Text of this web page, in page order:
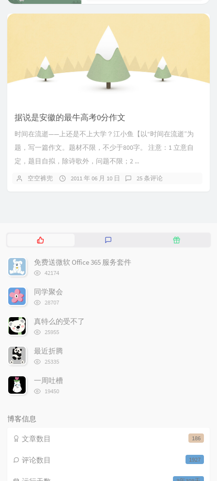
据说是安徽的最牛高考0分作文
时间在流逝——上还是不上大学？江小鱼【以“时间在流逝”为
题，写一篇作文。题材不限，不少于800字。 注意：1 立意自
定，题目自拟，除诗歌外，问题不限；2 ...
空空裤兜 2011 年 06 月 10 日 25 条评论
热
文
章
评
随
免费送微软 Office 365 服务套件
浏
次
数:
42174
同学聚会
浏
次
数:
28707
真特么的受不了
浏
次
数:
25955
最近折腾
浏
次
数:
25335
一周吐槽
浏
19450
博客信息
186
文章数目
1927
评论数目